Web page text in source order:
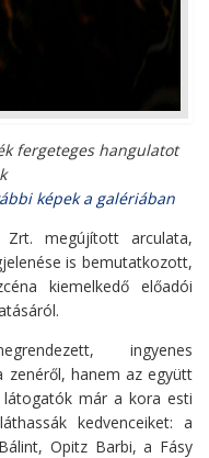
fergeteges hangulatot
képek a galériában
Zrt. megújított arculata,
is bemutatkozott,
kiemelkedő előadói
ingyenes
zenéről, hanem az együtt
már a kora esti
kedvenceiket: a
Opitz Barbi, a Fásy